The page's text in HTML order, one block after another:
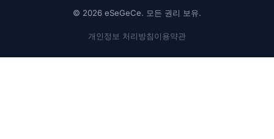
© 2026 eSeGeCe. 모든 권리 보유.
개인정보 처리방침이용약관